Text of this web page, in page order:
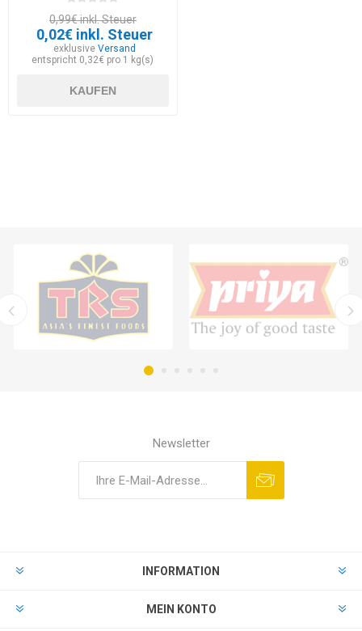
0,99€ inkl. Steuer
0,02€ inkl. Steuer
exklusiveVersand
entspricht 0,32€ pro 1 kg(s)
KAUFEN
Newsletter
INFORMATION
MEIN KONTO